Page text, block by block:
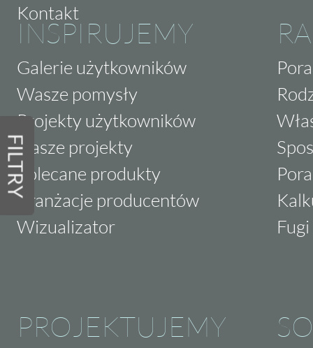
FILTRY
Kontakt
INSPIRUJEMY
Galerie użytkowników
Wasze pomysły
Projekty użytkowników
Nasze projekty
Polecane produkty
Aranżacje producentów
Wizualizator
PROJEKTUJEMY